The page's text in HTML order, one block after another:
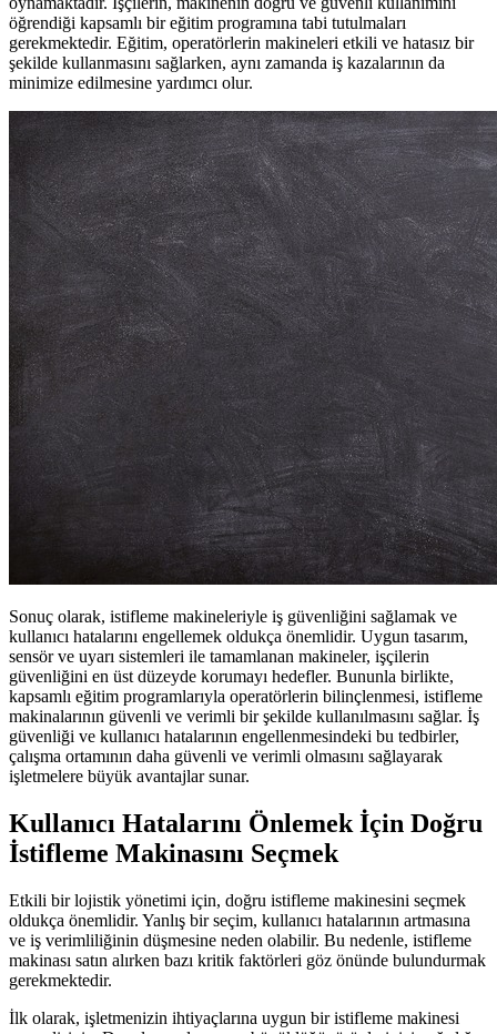
öğrendiği kapsamlı bir eğitim programına tabi tutulmaları
gerekmektedir. Eğitim, operatörlerin makineleri etkili ve hatasız bir
şekilde kullanmasını sağlarken, aynı zamanda iş kazalarının da
minimize edilmesine yardımcı olur.
Sonuç olarak, istifleme makineleriyle iş güvenliğini sağlamak ve
kullanıcı hatalarını engellemek oldukça önemlidir. Uygun tasarım,
sensör ve uyarı sistemleri ile tamamlanan makineler, işçilerin
güvenliğini en üst düzeyde korumayı hedefler. Bununla birlikte,
kapsamlı eğitim programlarıyla operatörlerin bilinçlenmesi, istifleme
makinalarının güvenli ve verimli bir şekilde kullanılmasını sağlar. İş
güvenliği ve kullanıcı hatalarının engellenmesindeki bu tedbirler,
çalışma ortamının daha güvenli ve verimli olmasını sağlayarak
işletmelere büyük avantajlar sunar.
Kullanıcı Hatalarını Önlemek İçin Doğru
İstifleme Makinasını Seçmek
Etkili bir lojistik yönetimi için, doğru istifleme makinesini seçmek
oldukça önemlidir. Yanlış bir seçim, kullanıcı hatalarının artmasına
ve iş verimliliğinin düşmesine neden olabilir. Bu nedenle, istifleme
makinası satın alırken bazı kritik faktörleri göz önünde bulundurmak
gerekmektedir.
İlk olarak, işletmenizin ihtiyaçlarına uygun bir istifleme makinesi